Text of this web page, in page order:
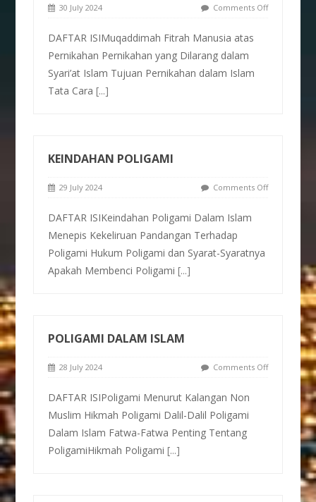
30 July 2024 Comments Off
DAFTAR ISIMuqaddimah Fitrah Manusia atas
Pernikahan Pernikahan yang Dilarang dalam
Syari’at Islam Tujuan Pernikahan dalam Islam
Tata Cara[...]
KEINDAHAN POLIGAMI
29 July 2024 Comments Off
DAFTAR ISIKeindahan Poligami Dalam Islam
Menepis Kekeliruan Pandangan Terhadap
Poligami Hukum Poligami dan Syarat-Syaratnya
Apakah Membenci Poligami[...]
POLIGAMI DALAM ISLAM
28 July 2024 Comments Off
DAFTAR ISIPoligami Menurut Kalangan Non
Muslim Hikmah Poligami Dalil-Dalil Poligami
Dalam Islam Fatwa-Fatwa Penting Tentang
PoligamiHikmah Poligami[...]